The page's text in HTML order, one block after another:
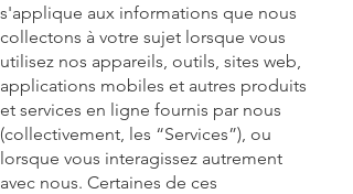
s'applique aux informations que nous
collectons à votre sujet lorsque vous
utilisez nos appareils, outils, sites web,
applications mobiles et autres produits
et services en ligne fournis par nous
(collectivement, les “Services”), ou
lorsque vous interagissez autrement
avec nous. Certaines de ces